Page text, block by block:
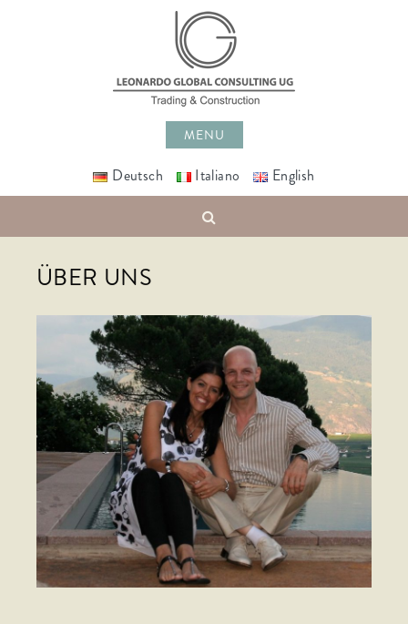
MENU
Deutsch Italiano English
ÜBER UNS